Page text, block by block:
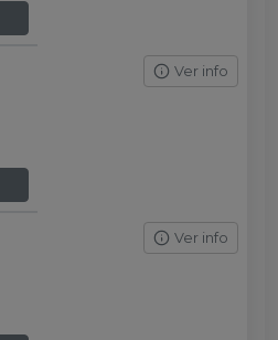
Ver info
Ver info